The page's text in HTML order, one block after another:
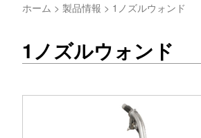
ホーム > 製品情報 > 1ノズルウォンド
1ノズルウォンド